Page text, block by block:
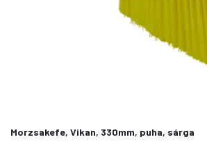
Morzsakefe, Vikan, 330mm, puha, sárga